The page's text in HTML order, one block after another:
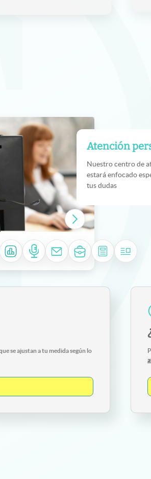
Atención
Nuestro centro de
estará enfocado
tus dudas
se ajustan a tu medida según lo